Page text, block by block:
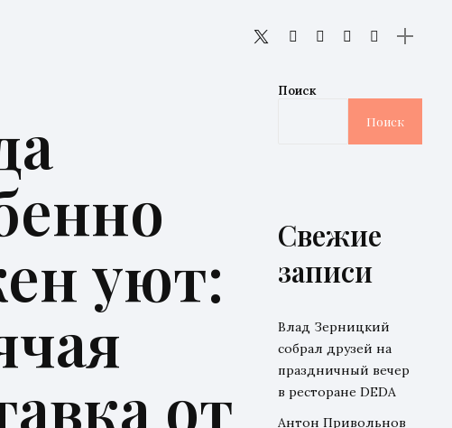
уют:
от
Поиск
Поиск
Свежие
записи
Влад Зерницкий
собрал друзей на
праздничный вечер
в ресторане DEDA
Антон Привольнов